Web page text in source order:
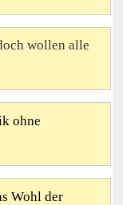
wollen alle
ohne
Wohl der